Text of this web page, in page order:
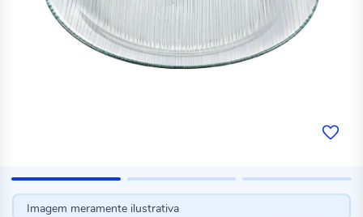
Imagem meramente ilustrativa